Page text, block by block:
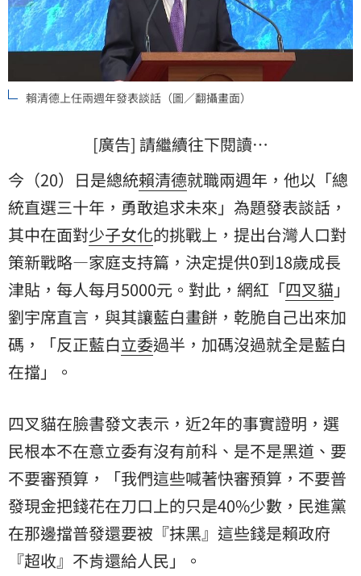
賴清德上任兩週年發表談話（圖／翻攝畫面）
[廣告] 請繼續往下閱讀…
今（20）日是總統賴清德就職兩週年，他以「總
統直選三十年，勇敢追求未來」為題發表談話，
其中在面對少子女化的挑戰上，提出台灣人口對
策新戰略—家庭支持篇，決定提供0到18歲成長
津貼 ，每人每月5000元。對此，網紅「四叉貓」
劉宇席直言，與其讓藍白畫餅，乾脆自己出來加
碼，「反正藍白立委過半，加碼沒過就全是藍白
在擋」。
四叉貓在臉書發文表示，近2年的事實證明，選
民根本不在意立委有沒有前科、是不是黑道、要
不要審預算，「我們這些喊著快審預算，不要普
發現金把錢花在刀口上的只是40%少數，民進黨
在那邊擋普發還要被『抹黑』這些錢是賴政府
『超收』不肯還給人民」。